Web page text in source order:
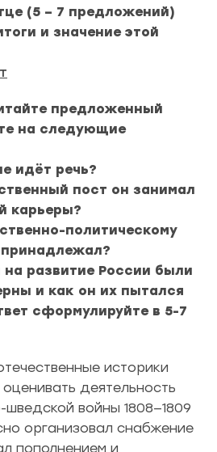
(5 – 7 предложений)
и значение этой
предложенный
на следующие
идёт речь?
пост он занимал
карьеры?
политическому
на развитие России были
и как он их пытался
сформулируйте в 5-7
историки
деятельность
войны 1808—1809
организовал снабжение
пополнением и